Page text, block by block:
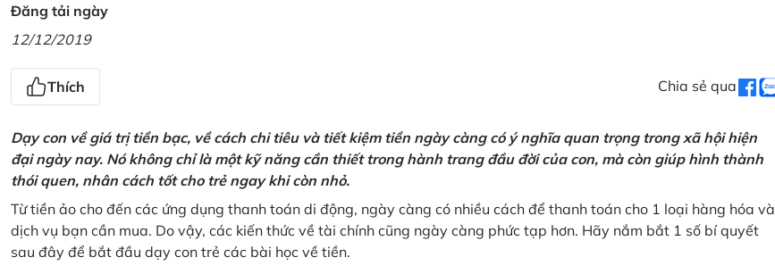
Đăng tải ngày
12/12/2019
Thích Chia sẻ qua
Dạy con về giá trị tiền bạc, về cách chi tiêu và tiết kiệm tiền ngày càng có ý nghĩa quan trọng trong xã hội hiện
đại ngày nay. Nó không chỉ là một kỹ năng cần thiết trong hành trang đầu đời của con, mà còn giúp hình thành
thói quen, nhân cách tốt cho trẻ ngay khi còn nhỏ.
Từ tiền ảo cho đến các ứng dụng thanh toán di động, ngày càng có nhiều cách để thanh toán cho 1 loại hàng hóa và
dịch vụ bạn cần mua. Do vậy, các kiến thức về tài chính cũng ngày càng phức tạp hơn. Hãy nắm bắt 1 số bí quyết
sau đây để bắt đầu dạy con trẻ các bài học về tiền.